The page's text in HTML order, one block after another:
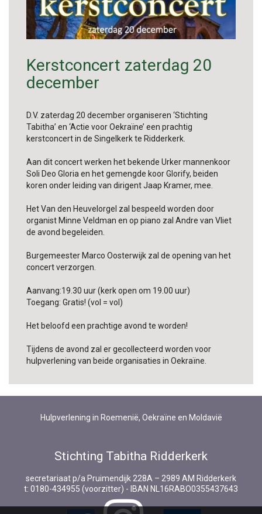
Kerstconcert zaterdag 20
december
D.V. zaterdag 20 december organiseren ‘Stichting
Tabitha’ en ‘Actie voor Oekraïne’ een prachtig
kerstconcert in de Singelkerk te Ridderkerk.
Aan dit concert werken het bekende Urker mannenkoor
Soli Deo Gloria en het gemengde koor Glorify, beiden
koren onder leiding van dirigent Jaap Kramer, mee.
Het Van den Heuvelorgel zal bespeeld worden door
organist Minne Veldman en op piano zal Andre van Vliet
de avond begeleiden.
Burgemeester Marco Oosterwijk zal de opening van het
concert verzorgen.
Aanvang:19.30 uur (kerk open om 19.00 uur)
Toegang: Gratis! (vol = vol)
Het beloofd een prachtige avond te worden!
Tijdens de avond zal er gecollecteerd worden voor
hulpverlening van beide organisaties in Oekraïne.
Hulpverlening in Roemenië, Oekraïne en Moldavië
Stichting Tabitha Ridderkerk
secretariaat p/a Pruimendijk 228A – 2989 AM Ridderkerk
t: 0180-434955 (voorzitter) - IBAN NL16RABO0355437643